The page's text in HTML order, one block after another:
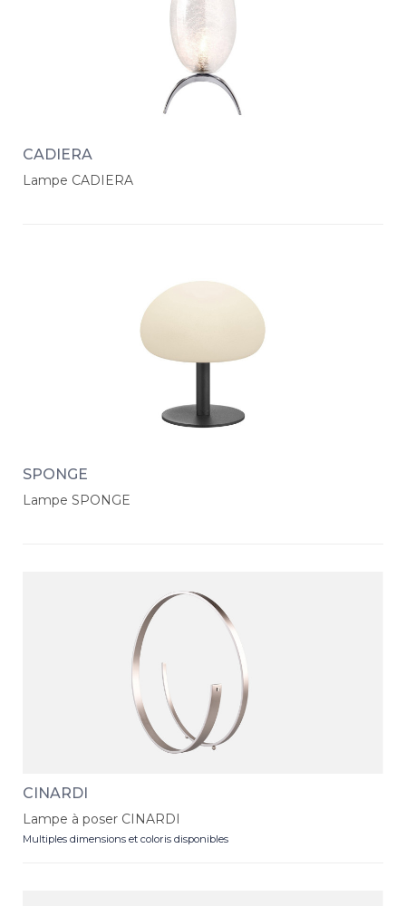
CADIERA
Lampe CADIERA
SPONGE
Lampe SPONGE
CINARDI
Lampe à poser CINARDI
Multiples dimensions et coloris disponibles